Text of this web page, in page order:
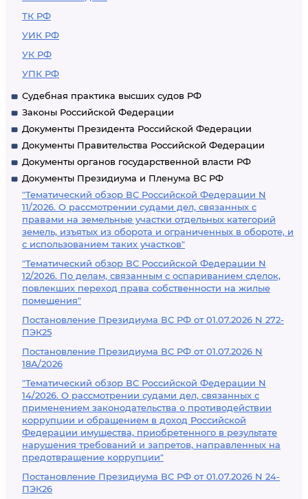
ТК РФ
УИК РФ
УК РФ
УПК РФ
Судебная практика высших судов РФ
Законы Российской Федерации
Документы Президента Российской Федерации
Документы Правительства Российской Федерации
Документы органов государственной власти РФ
Документы Президиума и Пленума ВС РФ
"Тематический обзор ВС Российской Федерации N
11/2026. О рассмотрении судами дел, связанных с
правами на земельные участки отдельных категорий
земель, изъятых из оборота и ограниченных в обороте, и
с использованием таких участков"
"Тематический обзор ВС Российской Федерации N
12/2026. По делам, связанным с оспариванием сделок,
повлекших переход права собственности на жилые
помещения"
Постановление Президиума ВС РФ от 01.07.2026 N 272-
ПЭК25
Постановление Президиума ВС РФ от 01.07.2026 N
18А/2026
"Тематический обзор ВС Российской Федерации N
14/2026. О рассмотрении судами дел, связанных с
применением законодательства о противодействии
коррупции и обращением в доход Российской
Федерации имущества, приобретенного в результате
нарушения требований и запретов, направленных на
предотвращение коррупции"
Постановление Президиума ВС РФ от 01.07.2026 N 24-
ПЭК26